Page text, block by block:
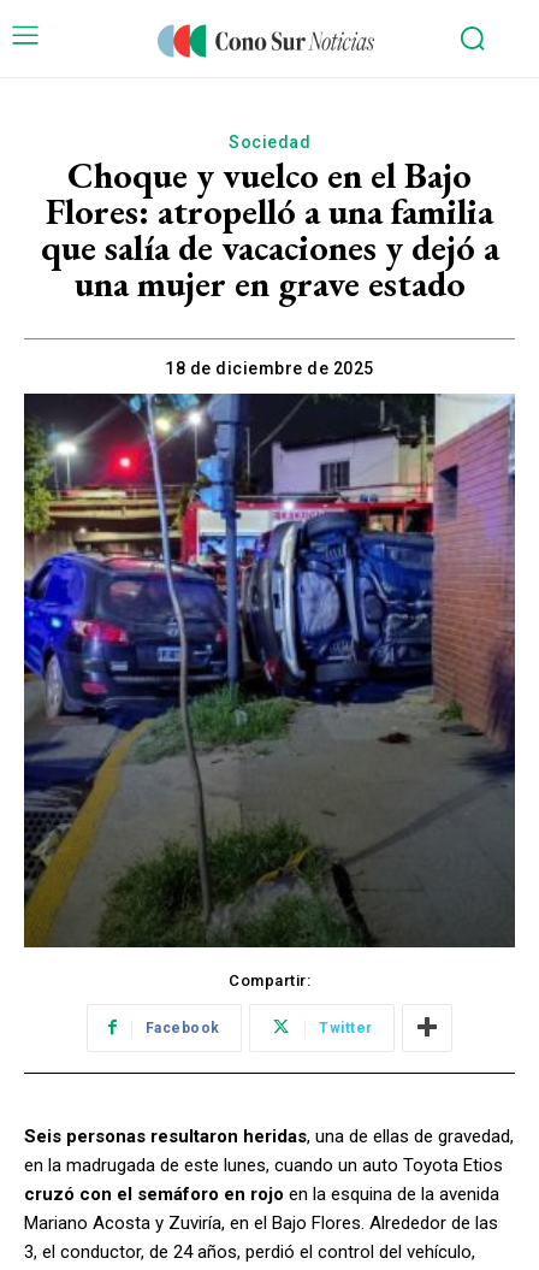
Sociedad
Choque y vuelco en el Bajo
Flores: atropelló a una familia
que salía de vacaciones y dejó a
una mujer en grave estado
18 de diciembre de 2025
Compartir:
Facebook Twitter
Seis personas resultaron heridas, una de ellas de gravedad,
en la madrugada de este lunes, cuando un auto Toyota Etios
cruzó con el semáforo en rojo en la esquina de la avenida
Mariano Acosta y Zuviría, en el Bajo Flores. Alrededor de las
3, el conductor, de 24 años, perdió el control del vehículo,